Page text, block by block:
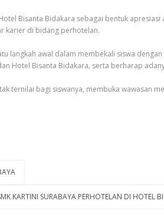
Bisanta Bidakara sebagai bentuk
karier di bidang perhotelan.
langkah awal dalam membekali siswa
Hotel Bisanta Bidakara, serta berharap
ternilai bagi siswanya, membuka wawasan
KARTINI SURABAYA PERHOTELAN DI HOTEL